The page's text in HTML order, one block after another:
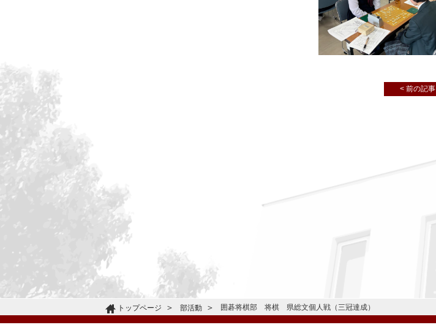
< 前の記事
トップページ 部活動 囲碁将棋部 将棋 県総文個人戦（三冠達成）